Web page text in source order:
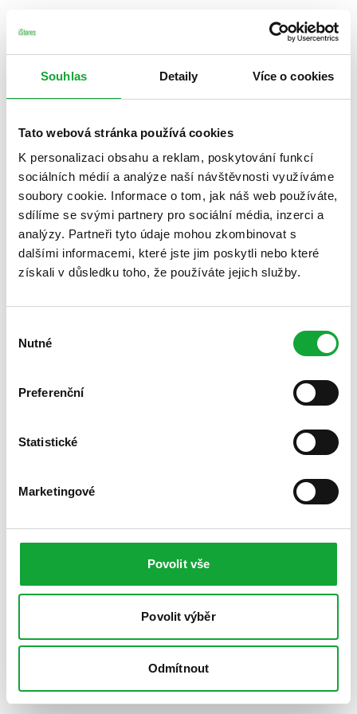
Souhlas Detaily Více o cookies
Tato webová stránka používá cookies
K personalizaci obsahu a reklam, poskytování funkcí
sociálních médií a analýze naší návštěvnosti využíváme
soubory cookie. Informace o tom, jak náš web používáte,
sdílíme se svými partnery pro sociální média, inzerci a
analýzy. Partneři tyto údaje mohou zkombinovat s
dalšími informacemi, které jste jim poskytli nebo které
získali v důsledku toho, že používáte jejich služby.
souhlasu
Nutné
Preferenční
Statistické
Marketingové
Povolit vše
Povolit výběr
Odmítnout